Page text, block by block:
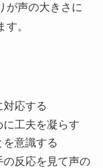
が声の大きさに
。
応する
工夫を凝らす
意識する
の反応を見て声の